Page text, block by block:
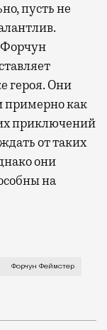
пусть не
героя. Они
примерно как
приключений
от таких
они
на
был
Форчун Феймстер